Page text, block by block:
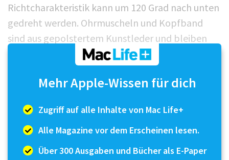
Richtcharakteristik kann um 120 Grad nach unten
gedreht werden. Ohrmuscheln und Kopfband
sind aus gepolstertem Kunstleder und bleiben
auch in Doppelstunden geschmeidig. Logitech
gibt an, dass 22 Prozent der Kunststoffteile aus
recyceltem PCR-Kunststoff (Post-Consumer-
Milit...
Mehr Apple-Wissen für dich
Zugriff auf alle Inhalte von Mac Life+
Alle Magazine vor dem Erscheinen lesen.
Über 300 Ausgaben und Bücher als E-Paper